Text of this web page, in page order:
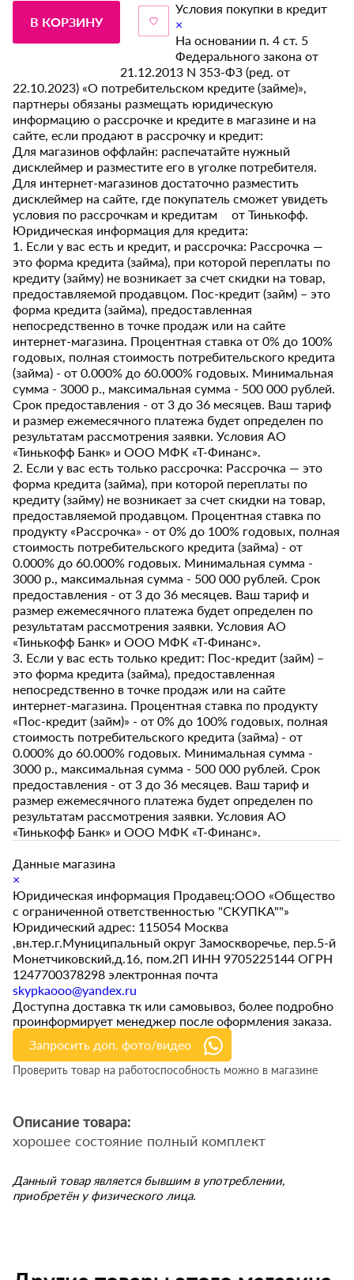
В КОРЗИНУ
Условия покупки в кредит
×
На основании п. 4 ст. 5
Федерального закона от
21.12.2013 N 353-ФЗ (ред. от
22.10.2023) «О потребительском кредите (займе)»,
партнеры обязаны размещать юридическую
информацию о рассрочке и кредите в магазине и на
сайте, если продают в рассрочку и кредит:
Для магазинов оффлайн: распечатайте нужный
дисклеймер и разместите его в уголке потребителя.
Для интернет-магазинов достаточно разместить
дисклеймер на сайте, где покупатель сможет увидеть
условия по рассрочкам и кредитам от Тинькофф.
Юридическая информация для кредита:
1. Если у вас есть и кредит, и рассрочка: Рассрочка —
это форма кредита (займа), при которой переплаты по
кредиту (займу) не возникает за счет скидки на товар,
предоставляемой продавцом. Пос-кредит (займ) – это
форма кредита (займа), предоставленная
непосредственно в точке продаж или на сайте
интернет-магазина. Процентная ставка от 0% до 100%
годовых, полная стоимость потребительского кредита
(займа) - от 0.000% до 60.000% годовых. Минимальная
сумма - 3000 р., максимальная сумма - 500 000 рублей.
Срок предоставления - от 3 до 36 месяцев. Ваш тариф
и размер ежемесячного платежа будет определен по
результатам рассмотрения заявки. Условия АО
«Тинькофф Банк» и ООО МФК «Т-Финанс».
2. Если у вас есть только рассрочка: Рассрочка — это
форма кредита (займа), при которой переплаты по
кредиту (займу) не возникает за счет скидки на товар,
предоставляемой продавцом. Процентная ставка по
продукту «Рассрочка» - от 0% до 100% годовых, полная
стоимость потребительского кредита (займа) - от
0.000% до 60.000% годовых. Минимальная сумма -
3000 р., максимальная сумма - 500 000 рублей. Срок
предоставления - от 3 до 36 месяцев. Ваш тариф и
размер ежемесячного платежа будет определен по
результатам рассмотрения заявки. Условия АО
«Тинькофф Банк» и ООО МФК «Т-Финанс».
3. Если у вас есть только кредит: Пос-кредит (займ) –
это форма кредита (займа), предоставленная
непосредственно в точке продаж или на сайте
интернет-магазина. Процентная ставка по продукту
«Пос-кредит (займ)» - от 0% до 100% годовых, полная
стоимость потребительского кредита (займа) - от
0.000% до 60.000% годовых. Минимальная сумма -
3000 р., максимальная сумма - 500 000 рублей. Срок
предоставления - от 3 до 36 месяцев. Ваш тариф и
размер ежемесячного платежа будет определен по
результатам рассмотрения заявки. Условия АО
«Тинькофф Банк» и ООО МФК «Т-Финанс».
Данные магазина
×
Юридическая информация Продавец:ООО «Общество
с ограниченной ответственностью "СКУПКА""»
Юридический адрес: 115054 Москва
,вн.тер.г.Муниципальный округ Замоскворечье, пер.5-й
Монетчиковский,д.16, пом.2П ИНН 9705225144 ОГРН
1247700378298 электронная почта
skypkaooo@yandex.ru
Доступна доставка тк или самовывоз, более подробно
проинформирует менеджер после оформления заказа.
Запросить доп. фото/видео
Проверить товар на работоспособность можно в магазине
Описание товара:
хорошее состояние полный комплект
Данный товар является бывшим в употреблении,
приобретён у физического лица.